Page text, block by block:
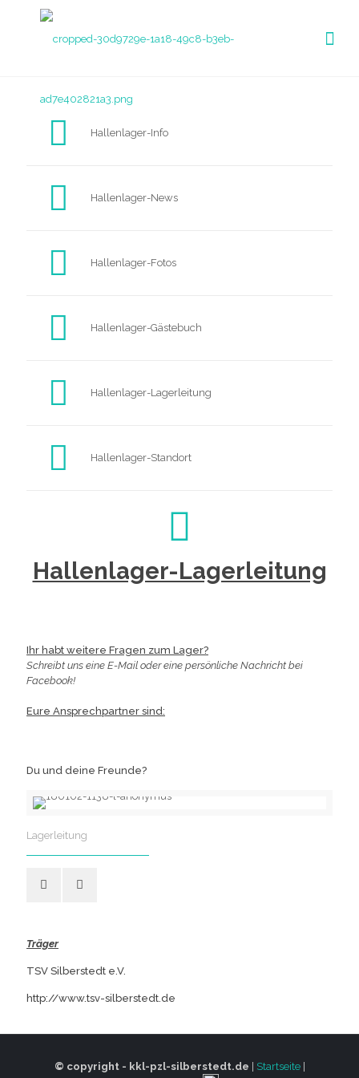
Hallenlager-Info
Hallenlager-News
Hallenlager-Fotos
Hallenlager-Gästebuch
Hallenlager-Lagerleitung
Hallenlager-Standort
Hallenlager-Lagerleitung
Ihr habt weitere Fragen zum Lager?
Schreibt uns eine E-Mail oder eine persönliche Nachricht bei
Facebook!
Eure Ansprechpartner sind:
Du und deine Freunde?
Lagerleitung
Träger
TSV Silberstedt e.V.
http://www.tsv-silberstedt.de
© copyright - kkl-pzl-silberstedt.de Startseite|